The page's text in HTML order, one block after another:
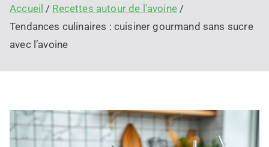
Accueil
Recettes autour de l'avoine
Tendances culinaires : cuisiner gourmand sans sucre
avec l’avoine